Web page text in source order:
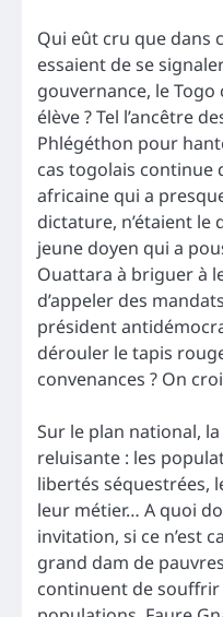
Qui eût cru que dans
essaient de se
gouvernance, le Togo
élève ? Tel l’ancêtre
Phlégéthon pour
cas togolais continue
africaine qui a
dictature, n’étaient le
jeune doyen qui a
Ouattara à briguer à
d’appeler des
président
dérouler le tapis
convenances ? On
Sur le plan national,
reluisante : les
libertés séquestrées,
leur métier… A quoi
invitation, si ce n’est
grand dam de
continuent de souffrir